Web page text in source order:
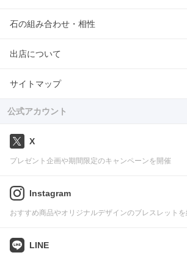
石の組み合わせ・相性
出店について
サイトマップ
公式アカウント
X
プレゼント企画や期間限定のキャンペーンを開催
Instagram
おすすめ商品やオリジナルデザインのブレスレットを
LINE